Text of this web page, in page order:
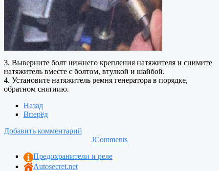
3. Выверните болт нижнего крепления натяжителя и снимите
натяжитель вместе с болтом, втулкой и шайбой.
4. Установите натяжитель ремня генератора в порядке,
обратном снятиию.
Назад
Вперёд
Добавить комментарий
JComments
Предохранители и реле
Autosecret.net